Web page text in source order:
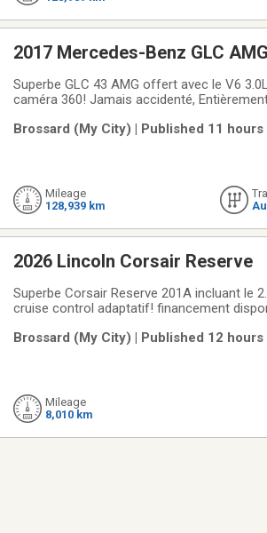
2017 Mercedes-Benz GLC
Superbe GLC 43 AMG offert avec le V6
caméra 360! Jamais accidenté,
conduites réglables - Siéges en cuir
Brossard (My City) | Published 11 hours
Mileage
128,939 km
2026 Lincoln Corsair Reserve
Superbe Corsair Reserve 201A incluant le
cruise control adaptatif! financement
renseignements relatifs aux véhicules
Brossard (My City) | Published 12 hours
Mileage
8,010 km